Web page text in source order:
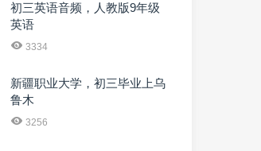
初三英语音频，人教版9年级
英语
3334
新疆职业大学，初三毕业上乌
鲁木
3256